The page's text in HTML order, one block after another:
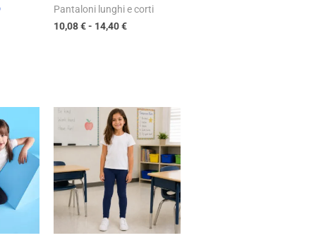
Pantaloni lunghi e corti
10,08€- 14,40€
Fascia
di
prezzo:
5,48 €
a
7,83 €